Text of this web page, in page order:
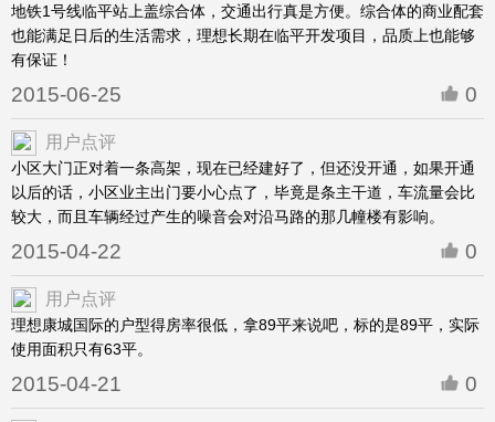
地铁1号线临平站上盖综合体，交通出行真是方便。综合体的商业配套
也能满足日后的生活需求，理想长期在临平开发项目，品质上也能够
有保证！
2015-06-25 0
用户点评
小区大门正对着一条高架，现在已经建好了，但还没开通，如果开通
以后的话，小区业主出门要小心点了，毕竟是条主干道，车流量会比
较大，而且车辆经过产生的噪音会对沿马路的那几幢楼有影响。
2015-04-22 0
用户点评
理想康城国际的户型得房率很低，拿89平来说吧，标的是89平，实际
使用面积只有63平。
2015-04-21 0